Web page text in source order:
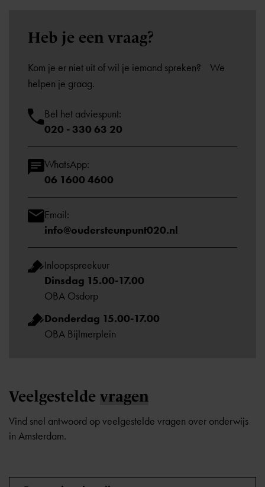
Heb je een vraag?
Kom je er niet uit of wil je iemand spreken? We
helpen je graag.
Bel het adviespunt:
020 - 330 63 20
WhatsApp:
06 1600 4600
Email:
info@oudersteunpunt020.nl
Inloopspreekuur
Dinsdag 15.00-17.00
OBA Osdorp
Donderdag 15.00-17.00
OBA Bijlmerplein
Veelgestelde vragen
Vind snel antwoord op veelgestelde vragen over onderwijs
in Amsterdam.